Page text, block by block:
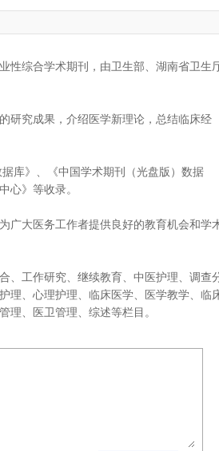
综合学术期刊，由卫生部、湖南省卫生
究成果，介绍医学新理论，总结临床经
库》、《中国学术期刊（光盘版）数据
心》等收录。
大医务工作者提供良好的教育机会和学
工作研究、继续教育、中医护理、调查
理、心理护理、临床医学、医学教学、临
理、医卫管理、综述等栏目。